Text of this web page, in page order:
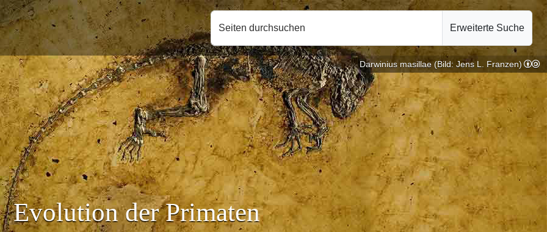
Seiten durchsuchen Erweiterte Suche
Evolution der Primaten
Darwinius masillae (Bild: Jens L. Franzen)